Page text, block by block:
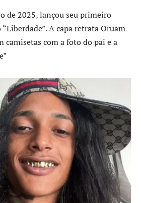
de 2025, lançou seu primeiro
A capa retrata Oruam
camisetas com a foto do pai e a